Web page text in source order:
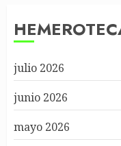
julio 2026
junio 2026
mayo 2026